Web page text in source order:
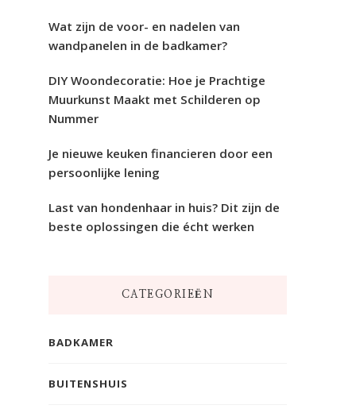
Wat zijn de voor- en nadelen van
wandpanelen in de badkamer?
DIY Woondecoratie: Hoe je Prachtige
Muurkunst Maakt met Schilderen op
Nummer
Je nieuwe keuken financieren door een
persoonlijke lening
Last van hondenhaar in huis? Dit zijn de
beste oplossingen die écht werken
CATEGORIEËN
BADKAMER
BUITENSHUIS